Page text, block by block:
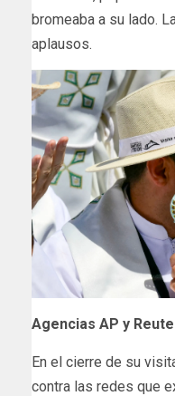
bromeaba a su lado.
aplausos.
Agencias AP y
​En el cierre de su
contra las redes que